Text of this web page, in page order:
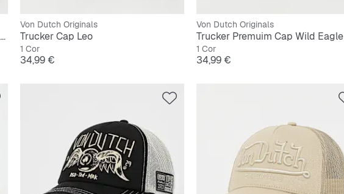
Distressed Trucker Cap Ride On The Storm
Von Dutch Originals
Trucker Cap Leo
1 Cor
Preço
34,99 €
Von Dutch Originals
Trucker Premuim Cap Wild Eagle
1 Cor
Preço
34,99 €